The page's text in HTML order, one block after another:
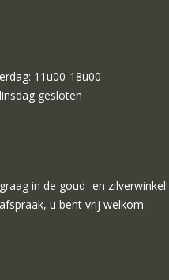
11u00-18u00
gesloten
in de goud- en zilverwinkel!
u bent vrij welkom.